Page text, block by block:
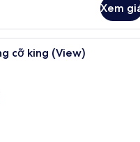
Xem
Phòng Premium, 1 giường
cỡ king (View)